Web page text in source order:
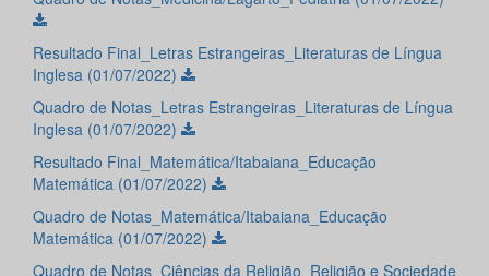
Resultado Final_Letras Estrangeiras_Literaturas de Língua
Inglesa (01/07/2022)
Quadro de Notas_Letras Estrangeiras_Literaturas de Língua
Inglesa (01/07/2022)
Resultado Final_Matemática/Itabaiana_Educação
Matemática (01/07/2022)
Quadro de Notas_Matemática/Itabaiana_Educação
Matemática (01/07/2022)
Quadro de Notas_Ciências da Religião_Religião e Sociedade